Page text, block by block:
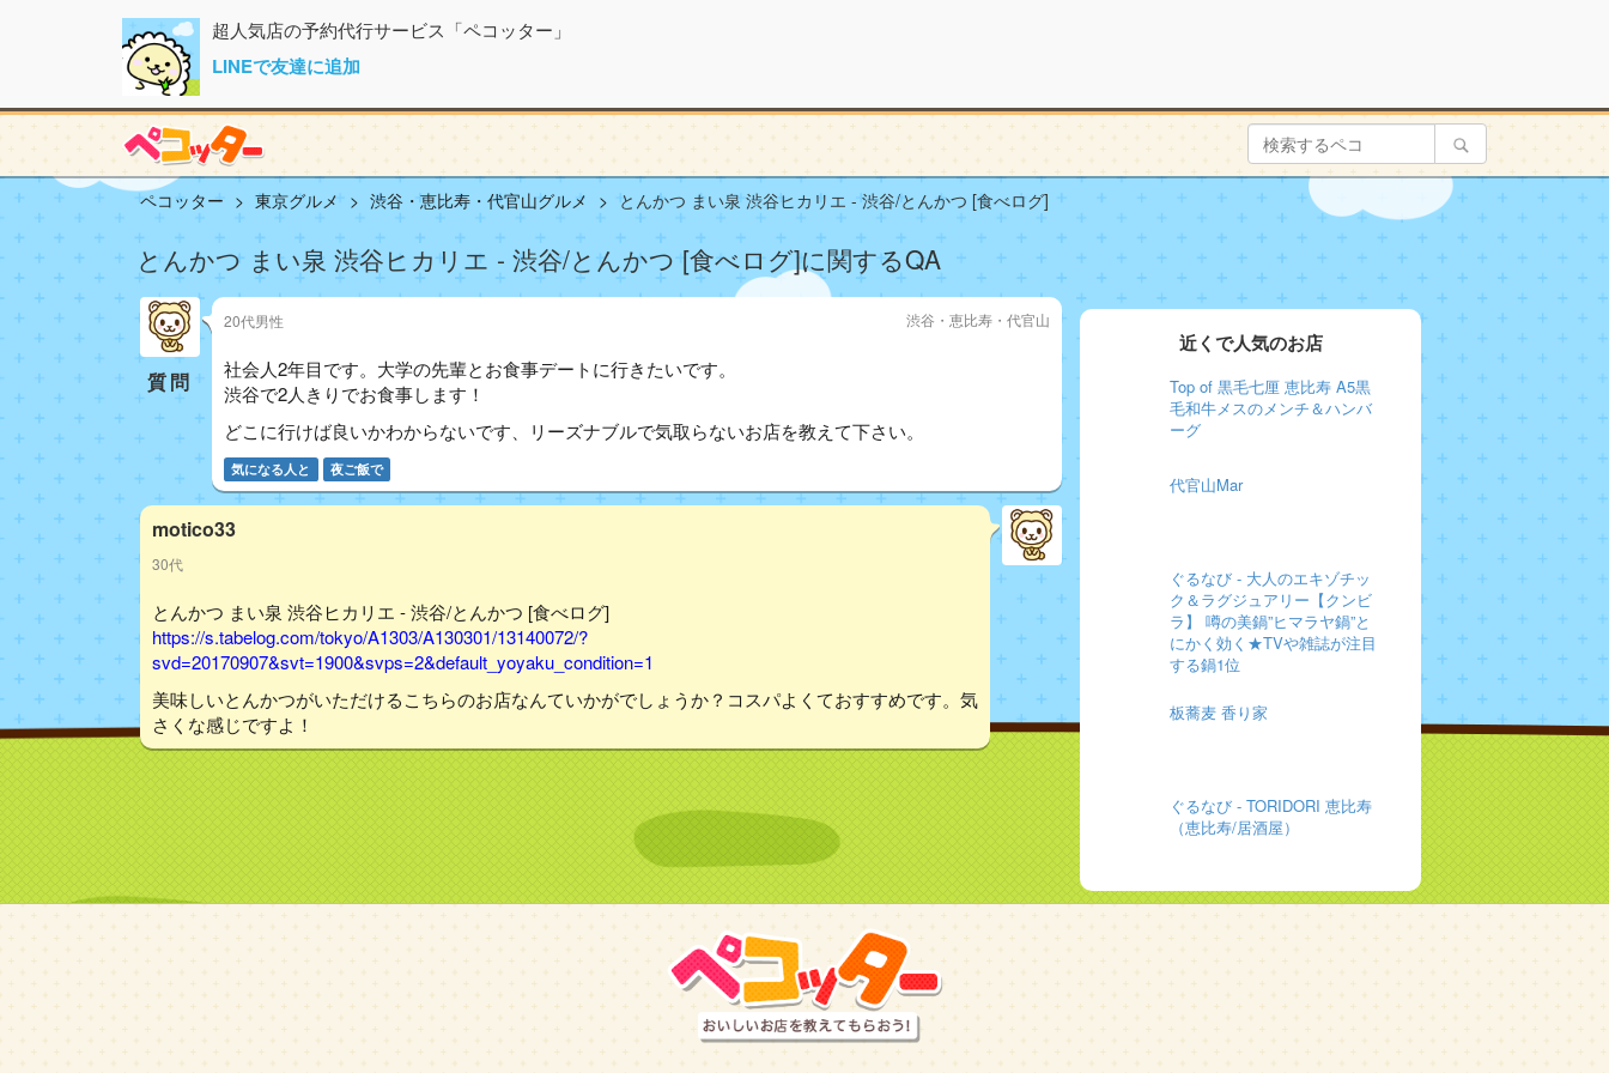
超人気店の予約代行サービス「ペコッター」
LINEで友達に追加
ペコッター 東京グルメ 渋谷・恵比寿・代官山グルメ とんかつ まい泉 渋谷ヒカリエ - 渋谷/とんかつ [食べログ]
とんかつ まい泉 渋谷ヒカリエ - 渋谷/とんかつ [食べログ]に関するQA
質問
20代男性 渋谷・恵比寿・代官山
社会人2年目です。大学の先輩とお食事デートに行きたいです。
渋谷で2人きりでお食事します！
どこに行けば良いかわからないです、リーズナブルで気取らないお店を教えて下さい。
気になる人と 夜ご飯で
motico33
30代
とんかつ まい泉 渋谷ヒカリエ - 渋谷/とんかつ [食べログ]
https://s.tabelog.com/tokyo/A1303/A130301/13140072/?
svd=20170907&svt=1900&svps=2&default_yoyaku_condition=1
美味しいとんかつがいただけるこちらのお店なんていかがでしょうか？コスパよくておすすめです。気
さくな感じですよ！
近くで人気のお店
Top of 黒毛七厘 恵比寿 A5黒
毛和牛メスのメンチ＆ハンバ
ーグ
代官山Mar
ぐるなび - 大人のエキゾチッ
ク＆ラグジュアリー【クンビ
ラ】 噂の美鍋”ヒマラヤ鍋”と
にかく効く★TVや雑誌が注目
する鍋1位
板蕎麦 香り家
ぐるなび - TORIDORI 恵比寿
（恵比寿/居酒屋）